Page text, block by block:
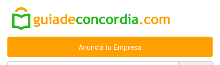
Anunciá tu Empresa